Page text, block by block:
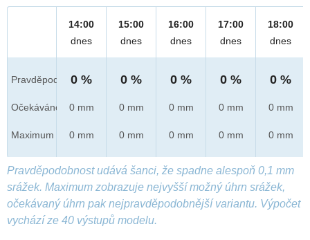
Pravděpod.
Očekáváno
Maximum
14:00
dnes
0 %
0 mm
0 mm
15:00
dnes
0 %
0 mm
0 mm
16:00
dnes
0 %
0 mm
0 mm
17:00
dnes
0 %
0 mm
0 mm
18:00
dnes
0 %
0 mm
0 mm
Pravděpodobnost udává šanci, že spadne alespoň 0,1 mm
srážek. Maximum zobrazuje nejvyšší možný úhrn srážek,
očekávaný úhrn pak nejpravděpodobnější variantu. Výpočet
vychází ze 40 výstupů modelu.